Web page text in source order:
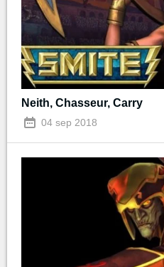
Neith, Chasseur, Carry
04 sep 2018